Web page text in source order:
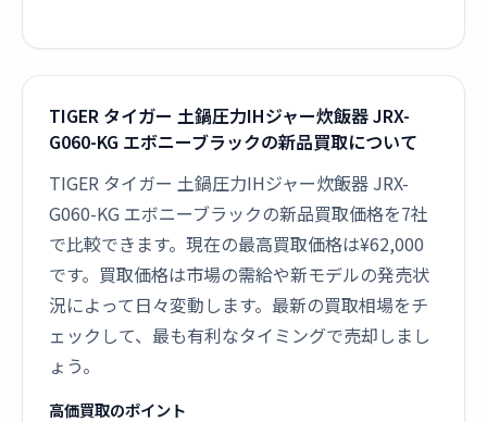
TIGER タイガー 土鍋圧力IHジャー炊飯器 JRX-
G060-KG エボニーブラックの新品買取について
TIGER タイガー 土鍋圧力IHジャー炊飯器 JRX-
G060-KG エボニーブラックの新品買取価格を7社
で比較できます。現在の最高買取価格は¥62,000
です。買取価格は市場の需給や新モデルの発売状
況によって日々変動します。最新の買取相場をチ
ェックして、最も有利なタイミングで売却しまし
ょう。
高価買取のポイント